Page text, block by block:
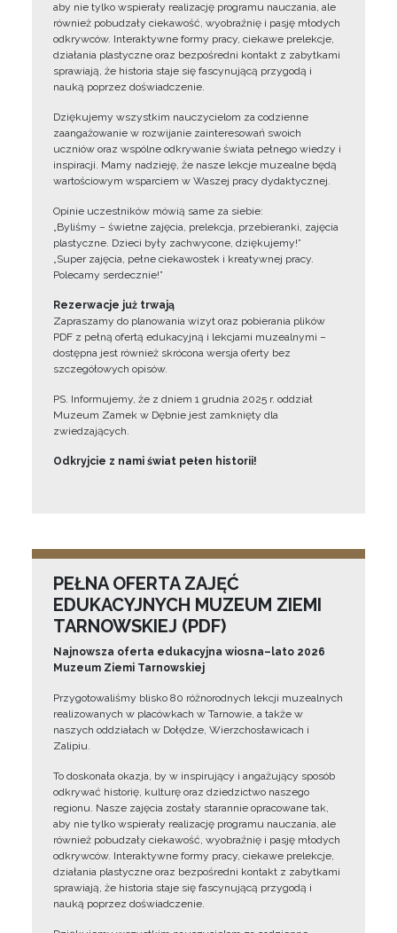
aby nie tylko wspierały realizację programu nauczania, ale
również pobudzały ciekawość, wyobraźnię i pasję młodych
odkrywców. Interaktywne formy pracy, ciekawe prelekcje,
działania plastyczne oraz bezpośredni kontakt z zabytkami
sprawiają, że historia staje się fascynującą przygodą i
nauką poprzez doświadczenie.
Dziękujemy wszystkim nauczycielom za codzienne
zaangażowanie w rozwijanie zainteresowań swoich
uczniów oraz wspólne odkrywanie świata pełnego wiedzy i
inspiracji. Mamy nadzieję, że nasze lekcje muzealne będą
wartościowym wsparciem w Waszej pracy dydaktycznej.
Opinie uczestników mówią same za siebie:
„Byliśmy – świetne zajęcia, prelekcja, przebieranki, zajęcia
plastyczne. Dzieci były zachwycone, dziękujemy!”
„Super zajęcia, pełne ciekawostek i kreatywnej pracy.
Polecamy serdecznie!”
Rezerwacje już trwają
Zapraszamy do planowania wizyt oraz pobierania plików
PDF z pełną ofertą edukacyjną i lekcjami muzealnymi –
dostępna jest również skrócona wersja oferty bez
szczegółowych opisów.
PS. Informujemy, że z dniem 1 grudnia 2025 r. oddział
Muzeum Zamek w Dębnie jest zamknięty dla
zwiedzających.
Odkryjcie z nami świat pełen historii!
PEŁNA OFERTA ZAJĘĆ
EDUKACYJNYCH MUZEUM ZIEMI
TARNOWSKIEJ (PDF)
Najnowsza oferta edukacyjna wiosna–lato 2026
Muzeum Ziemi Tarnowskiej
Przygotowaliśmy blisko 80 różnorodnych lekcji muzealnych
realizowanych w placówkach w Tarnowie, a także w
naszych oddziałach w Dołędze, Wierzchosławicach i
Zalipiu.
To doskonała okazja, by w inspirujący i angażujący sposób
odkrywać historię, kulturę oraz dziedzictwo naszego
regionu. Nasze zajęcia zostały starannie opracowane tak,
aby nie tylko wspierały realizację programu nauczania, ale
również pobudzały ciekawość, wyobraźnię i pasję młodych
odkrywców. Interaktywne formy pracy, ciekawe prelekcje,
działania plastyczne oraz bezpośredni kontakt z zabytkami
sprawiają, że historia staje się fascynującą przygodą i
nauką poprzez doświadczenie.